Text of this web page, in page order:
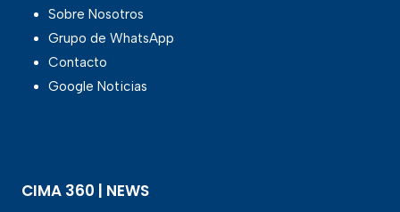
Sobre Nosotros
Grupo de WhatsApp
Contacto
Google Noticias
CIMA 360 | NEWS